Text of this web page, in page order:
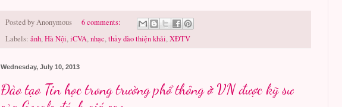
Posted byAnonymous
6 comments:
Labels: ảnh,Hà Nội,iCVA,nhạc,thầy đào thiện khải,XĐTV
Wednesday, July 10, 2013
Đào tạo Tin học trong trường phổ thông ở VN được kỹ sư